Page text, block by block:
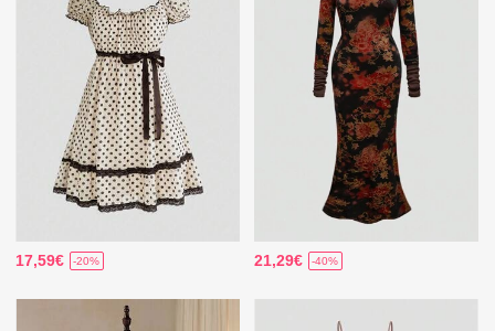
17,59€ -20% 21,29€ -40%